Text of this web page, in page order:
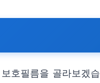
호필름을 골라보겠